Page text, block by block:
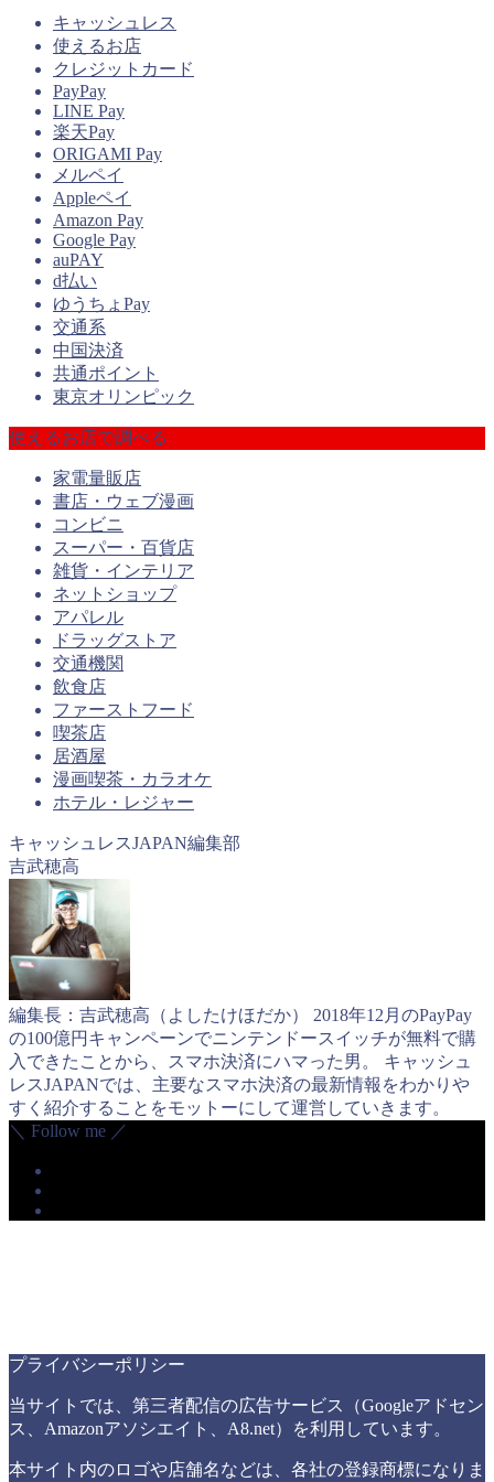
キャッシュレス
使えるお店
クレジットカード
PayPay
LINE Pay
楽天Pay
ORIGAMI Pay
メルペイ
Appleペイ
Amazon Pay
Google Pay
auPAY
d払い
ゆうちょPay
交通系
中国決済
共通ポイント
東京オリンピック
使えるお店で調べる
家電量販店
書店・ウェブ漫画
コンビニ
スーパー・百貨店
雑貨・インテリア
ネットショップ
アパレル
ドラッグストア
交通機関
飲食店
ファーストフード
喫茶店
居酒屋
漫画喫茶・カラオケ
ホテル・レジャー
キャッシュレスJAPAN編集部
吉武穂高
編集長：吉武穂高（よしたけほだか） 2018年12月のPayPay
の100億円キャンペーンでニンテンドースイッチが無料で購
入できたことから、スマホ決済にハマった男。 キャッシュ
レスJAPANでは、主要なスマホ決済の最新情報をわかりや
すく紹介することをモットーにして運営していきます。
＼ Follow me ／
プライバシーポリシー
当サイトでは、第三者配信の広告サービス（Googleアドセン
ス、Amazonアソシエイト、A8.net）を利用しています。
本サイト内のロゴや店舗名などは、各社の登録商標になりま